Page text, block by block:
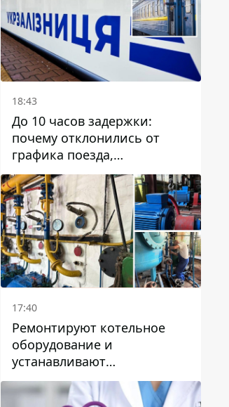
18:43
До 10 часов задержки:
почему отклонились от
графика поезда,
курсирующие через Днепр
и область
17:40
Ремонтируют котельное
оборудование и
устанавливают
генераторные установки:
как в Днепре готовятся к